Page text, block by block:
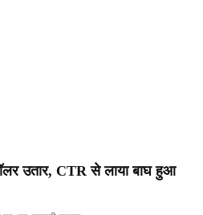
उतार, CTR से लाया बाघ हुआ